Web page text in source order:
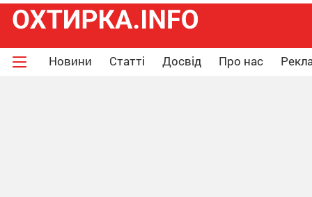
Новини Статті Досвід Про нас